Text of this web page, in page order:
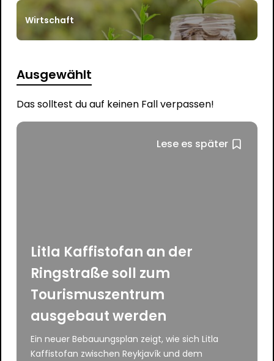
Wirtschaft
Ausgewählt
Das solltest du auf keinen Fall verpassen!
Lese es später
Litla Kaffistofan an der
Ringstraße soll zum
Tourismuszentrum
ausgebaut werden
Ein neuer Bebauungsplan zeigt, wie sich Litla
Kaffistofan zwischen Reykjavík und dem